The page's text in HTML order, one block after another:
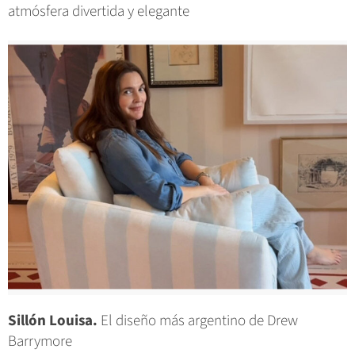
atmósfera divertida y elegante
Sillón Louisa. El diseño más argentino de Drew
Barrymore